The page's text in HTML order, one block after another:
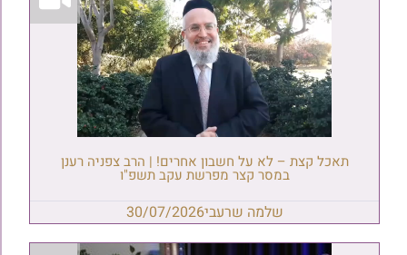
תאכל קצת – לא על חשבון אחרים! | הרב צפניה רענן
במסר קצר מפרשת עקב תשפ"ו
שלמה שרעבי30/07/2026